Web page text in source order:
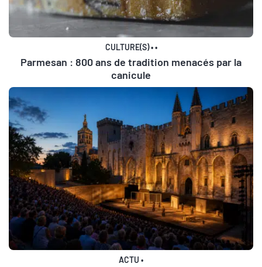
CULTURE(S)••
Parmesan : 800 ans de tradition menacés par la
canicule
ACTU •